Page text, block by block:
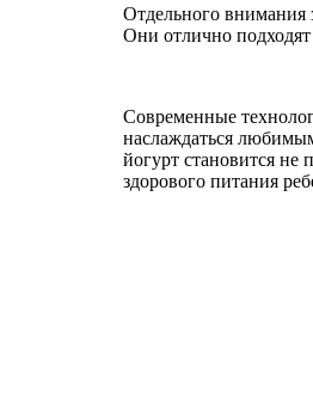
Отдельного
Они отлично
Современные
наслаждаться
йогурт становится
здорового питания